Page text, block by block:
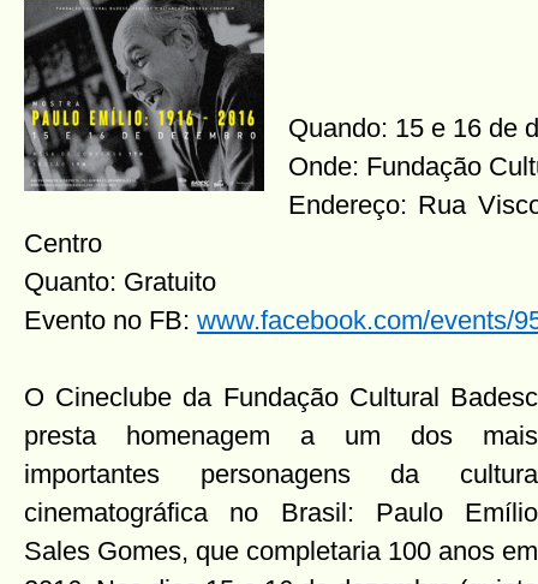
Quando: 15 e 16 de
Onde: Fundação
Endereço: Rua
Centro
Quanto: Gratuito
Evento no FB: www.facebook.com/events/
O Cineclube da Fundação Cultural Badesc
presta homenagem a um dos mais
importantes personagens da cultura
cinematográfica no Brasil: Paulo Emílio
Sales Gomes, que completaria 100 anos em